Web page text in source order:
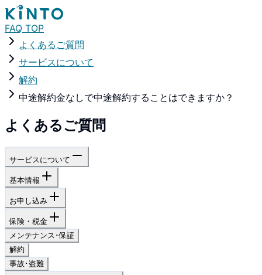
FAQ TOP
よくあるご質問
サービスについて
解約
中途解約金なしで中途解約することはできますか？
よくあるご質問
サービスについて
基本情報
お申し込み
保険・税金
メンテナンス･保証
解約
事故･盗難